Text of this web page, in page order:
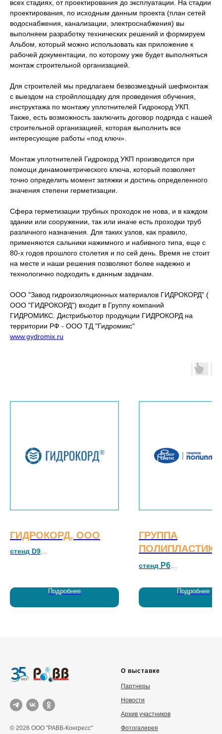
всех стадиях, от проектирования до эксплуатации. На стадии
проектирования, по исходным данным проекта (план сетей
водоснабжения, канализации, электроснабжения) вы
выполняем разработку технических решений и формируем
Альбом, который можно использовать как приложение к
рабочей документации, по которому уже будет выполняться
монтаж строительной организацией.
Для строителей мы предлагаем безвозмездный шефмонтаж
с выездом на стройплощадку для проведения обучения,
инструктажа по монтажу уплотнителей Гидрокорд УКП.
Также, есть возможность заключить договор подряда с нашей
строительной организацией, которая выполнить все
интересующие работы «под ключ».
Монтаж уплотнителей Гидрокорд УКП производится при
помощи динамометрического ключа, который позволяет
точно определить момент затяжки и достичь определенного
значения степени герметизации.
Сфера герметизации трубных проходок не нова, и в каждом
здании или сооружении, так или иначе есть проходки труб
различного назначения. Для таких узлов, как правило,
применяются сальники нажимного и набивного типа, еще с
80-х годов прошлого столетия и по сей день. Время не стоит
на месте и наши решения позволяют более надежно и
технологично подходить к данным задачам.
ООО "Завод гидроизоляционных материалов ГИДРОКОРД" (
ООО "ГИДРОКОРД") входит в Группу компаний
ГИДРОМИКС. Дистрибьютор продукции ГИДРОКОРД на
территории РФ - ООО ТД "Гидромикс"
www.gydromix.ru
ГИДРОКОРД, ООО
стенд D9
Подробнее
ГРУППА
ПОЛИПЛАСТИК,
стенд P6
Крупнейший в России и
производитель
трубопроводных систем
Подробнее
© 2026 ООО "РАВВ-Конгресс"
О выставке
Партнеры
Новости
Архив участников
Фотогалерея